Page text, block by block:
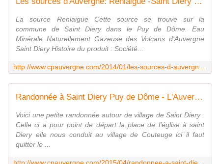
La source Renlaigue Cette source se trouve sur la
commune de Saint Diery dans le Puy de Dôme. Eau
Minérale Naturellement Gazeuse des Volcans d'Auvergne
Saint Diery Histoire du produit : Société...
http://www.cpauvergne.com/2014/01/les-sources-d-auvergne-renlaigue-saint-diery.html
Randonnée à Saint Diery Puy de Dôme - L'Auvergne Vue par Papou Poustache
Voici une petite randonnée autour de village de Saint Diery .
Celle ci a pour point de départ la place de l'église à saint
Diery elle nous conduit au village de Couteuge ici il faut
quitter le ...